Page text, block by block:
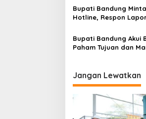
o
s
Bupati Bandung
Hotline, Respon
Bupati Bandung Akui
Paham Tujuan dan
Jangan Lewatkan